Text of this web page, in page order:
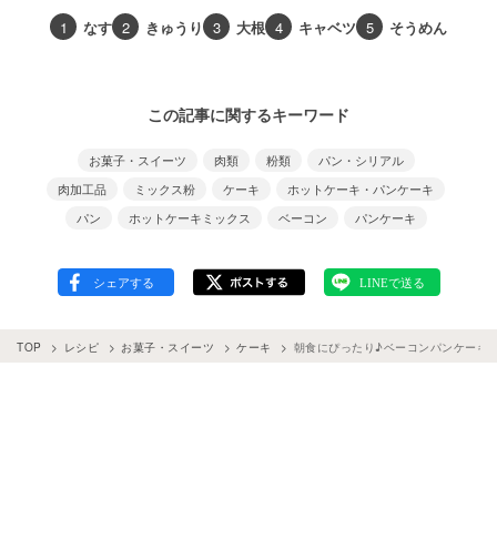
1 なす 2 きゅうり 3 大根 4 キャベツ 5 そうめん
この記事に関するキーワード
お菓子・スイーツ 肉類 粉類
パン・シリアル
肉加工品
ミックス粉 ケーキ
ホットケーキ・パンケーキ
パン
ホットケーキミックス ベーコン パンケーキ
TOP レシピ お菓子・スイーツ ケーキ 朝食にぴったり♪ベーコンパンケーキ